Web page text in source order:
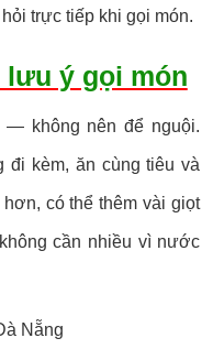
trực tiếp khi gọi món.
lưu ý gọi món
— không nên để nguội.
kèm, ăn cùng tiêu và
có thể thêm vài giọt
cần nhiều vì nước